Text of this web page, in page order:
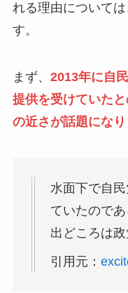
れる理由について
す。
まず、 2013年に自
提供を受けていた
の近さが話題になり
水面下で自民
ていたので
出どころは政
引用元：